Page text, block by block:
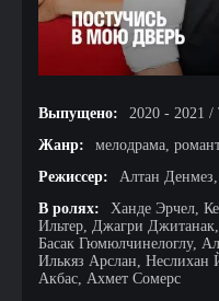
Выпущено:
2020 - 2021 /
Жанр:
мелодрама,
Режиссер:
Алтан
В ролях:
Ханде Эрчел,
Ильтер, Джагри
Басак Гюмюлчинелоглу,
Илькяз Арслан,
Акбас, Ахмет Сомерс